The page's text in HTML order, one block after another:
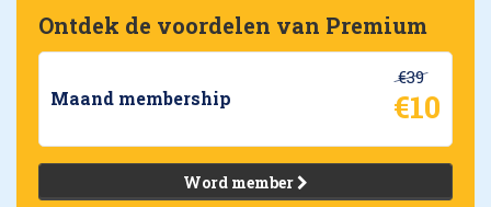
Ontdek de voordelen van Premium
Maand membership
€39
€10
Word member